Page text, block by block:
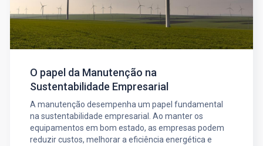
O papel da Manutenção na
Sustentabilidade Empresarial
A manutenção desempenha um papel fundamental
na sustentabilidade empresarial. Ao manter os
equipamentos em bom estado, as empresas podem
reduzir custos, melhorar a eficiência energética e